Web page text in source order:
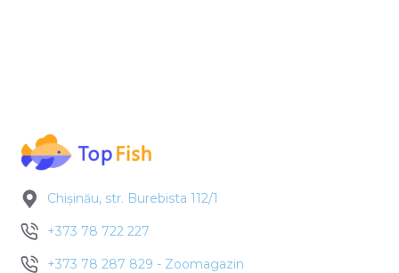
Chișinău, str. Burebista 112/1
+373 78 722 227
+373 78 287 829 - Zoomagazin